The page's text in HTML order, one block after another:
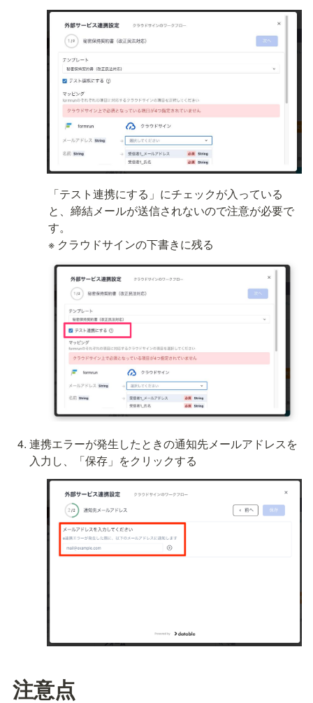
「テスト連携にする」にチェックが入っている
と、締結メールが送信されないので注意が必要で
す。
※ クラウドサインの下書きに残る
連携エラーが発生したときの通知先メールアドレスを
入力し、「保存」をクリックする
注意点